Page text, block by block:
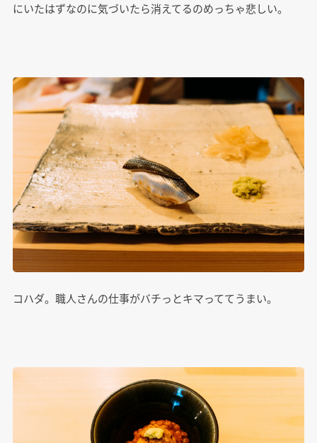
にいたはずなのに気づいたら消えてるのめっちゃ悲しい。
コハダ。職人さんの仕事がバチっとキマっててうまい。